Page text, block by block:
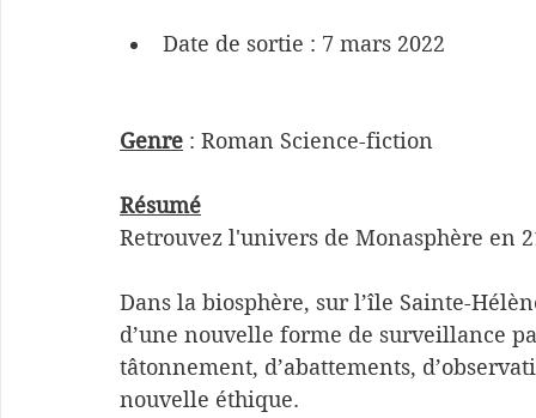
Date de sortie : 7 mars 2022
Genre : Roman Science-fiction
Résumé
Retrouvez l'univers de Monasphère en
Dans la biosphère, sur l’île Sainte-
d’une nouvelle forme de surveillance
tâtonnement, d’abattements,
nouvelle éthique.